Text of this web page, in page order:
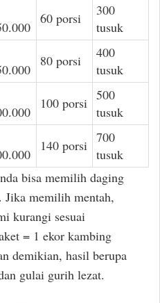
60 porsi
300
tusuk
80 porsi
400
tusuk
100 porsi 500
tusuk
140 porsi 700
tusuk
bisa memilih daging
Jika memilih mentah,
kurangi sesuai
= 1 ekor kambing
demikian, hasil berupa
gulai gurih lezat.